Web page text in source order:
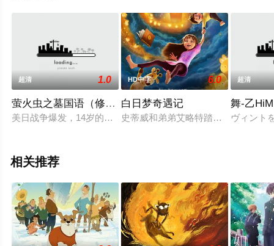
超清 1.0
萤火虫之墓国语（修复版）
美日战争爆发，14岁的清太带着年幼的妹妹到处逃命，当他们
HD中字 6.0
白日梦奇遇记
史蒂威和弟弟艾略特踏上狂野荒诞的
超清
舞-乙
ヴィント
相关推荐